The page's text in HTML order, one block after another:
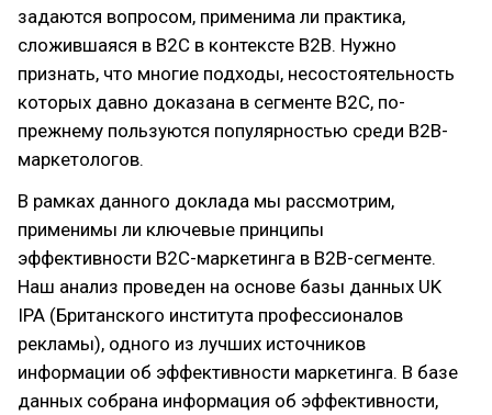
задаются вопросом, применима ли практика,
сложившаяся в В2С в контексте В2В. Нужно
признать, что многие подходы, несостоятельность
которых давно доказана в сегменте В2С, по-
прежнему пользуются популярностью среди В2В-
маркетологов.
В рамках данного доклада мы рассмотрим,
применимы ли ключевые принципы
эффективности В2С-маркетинга в В2В-сегменте.
Наш анализ проведен на основе базы данных UK
IPA (Британского института профессионалов
рекламы), одного из лучших источников
информации об эффективности маркетинга. В базе
данных собрана информация об эффективности,